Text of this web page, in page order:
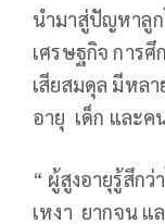
นำมาสู่ปัญหาลู
เศรษฐกิจ การ
เสียสมดุล มีหล
อายุ เด็ก และค
“ ผู้สูงอายุรู้สึก
เหงา ยากจน แ